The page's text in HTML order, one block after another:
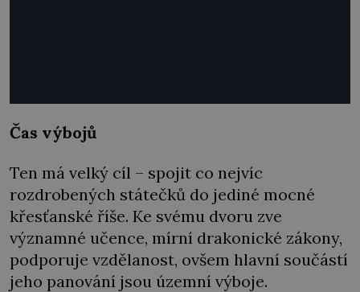
Čas výbojů
Ten má velký cíl – spojit co nejvíc
rozdrobených státečků do jediné mocné
křesťanské říše. Ke svému dvoru zve
významné učence, mírní drakonické zákony,
podporuje vzdělanost, ovšem hlavní součástí
jeho panování jsou územní výboje.